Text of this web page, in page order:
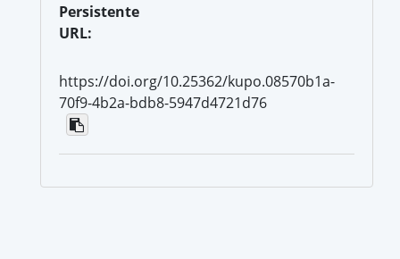
Persistente
URL:
https://doi.org/10.25362/kupo.08570b1a-
70f9-4b2a-bdb8-5947d4721d76